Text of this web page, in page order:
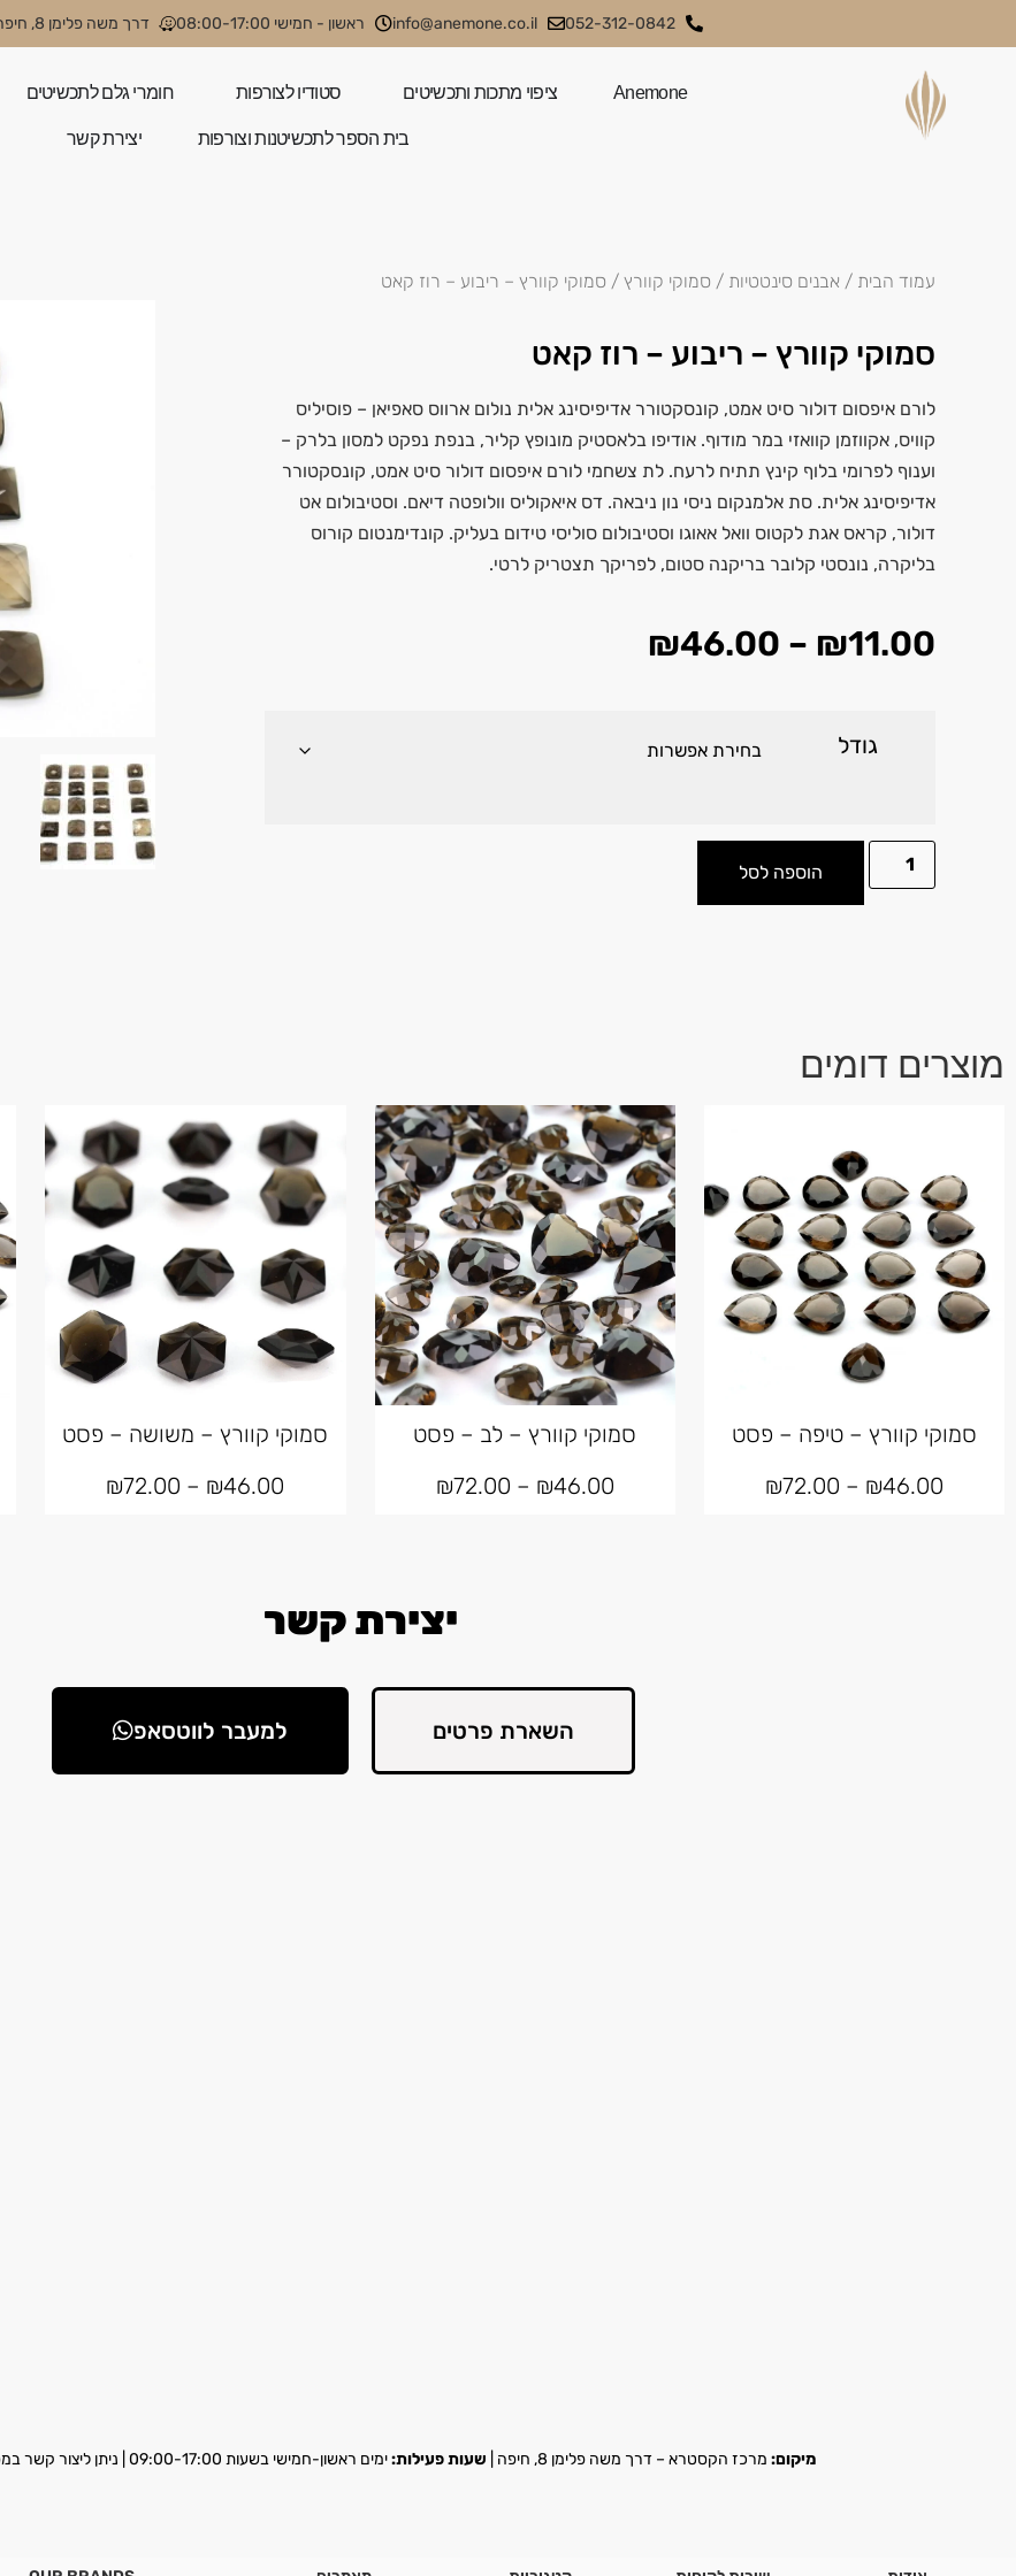
052-312-0842
info@anemone.co.il ראשון - חמישי 08:00-17:00 דרך משה פלימן 8, חיפה (קניון קסטרא)
Anemone ציפוי מתכות ותכשיטים סטודיו לצורפות חומרי גלם לתכשיטים
בית הספר לתכשיטנות וצורפות יצירת קשר
עמוד הבית / אבנים סינטטיות / סמוקי קוורץ / סמוקי קוורץ – ריבוע – רוז קאט
סמוקי קוורץ – ריבוע – רוז קאט
לורם איפסום דולור סיט אמט, קונסקטורר אדיפיסינג אלית נולום ארווס סאפיאן – פוסיליס
קוויס, אקווזמן קוואזי במר מודוף. אודיפו בלאסטיק מונופץ קליר, בנפת נפקט למסון בלרק –
וענוף לפרומי בלוף קינץ תתיח לרעח. לת צשחמי לורם איפסום דולור סיט אמט, קונסקטורר
אדיפיסינג אלית. סת אלמנקום ניסי נון ניבאה. דס איאקוליס וולופטה דיאם. וסטיבולום אט
דולור, קראס אגת לקטוס וואל אאוגו וסטיבולום סוליסי טידום בעליק. קונדימנטום קורוס
בליקרה, נונסטי קלובר בריקנה סטום, לפריקך תצטריק לרטי.
₪11.00
–
₪46.00
גודל
הוספה לסל
מוצרים דומים
סמוקי קוורץ – טיפה – פסט
₪46.00
–
₪72.00
סמוקי קוורץ – לב – פסט
₪46.00
–
₪72.00
סמוקי קוורץ – משושה – פסט
₪46.00
–
₪72.00
יצירת קשר
השארת פרטים למעבר לווטסאפ
מיקום: מרכז הקסטרא – דרך משה פלימן 8, חיפה | שעות פעילות:ימים ראשון-חמישי בשעות 09:00-17:00 | ניתן ליצור קשר במספר